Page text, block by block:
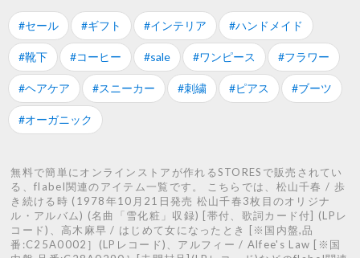
#セール #ギフト #インテリア #ハンドメイド
#靴下 #コーヒー #sale #ワンピース #フラワー
#ヘアケア #スニーカー #刺繍 #ピアス #ブーツ
#オーガニック
無料で簡単にオンラインストアが作れるSTORESで販売されてい
る、flabel関連のアイテム一覧です。 こちらでは、松山千春 / 歩
き続ける時 (1978年10月21日発売 松山千春3枚目のオリジナ
ル・アルバム) (名曲「雪化粧」収録) [帯付、歌詞カード付] (LPレ
コード)、高木麻早 / はじめて女になったとき [※国内盤,品
番:C25A0002］(LPレコード)、アルフィー / Alfee's Law [※国